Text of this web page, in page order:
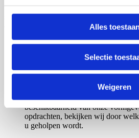
Alles
Selectie
Weigeren
voor het creëren van beeldmateriaal
studio@proefschriftmaken.nl. Het
ontwerp van het omslag verloopt
Samenvatting:
Samenvatting en wensen met
van twee ontwerpers aanleveren
Door de ontwerper wordt een
overleg met u wordt uitgewerkt. 1
beschikbaarheid van onze
opdrachten, bekijken wij door
u geholpen wordt.